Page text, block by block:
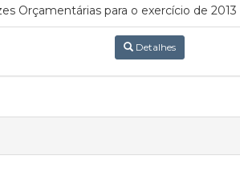
Orçamentárias para o exercício de
Detalhes